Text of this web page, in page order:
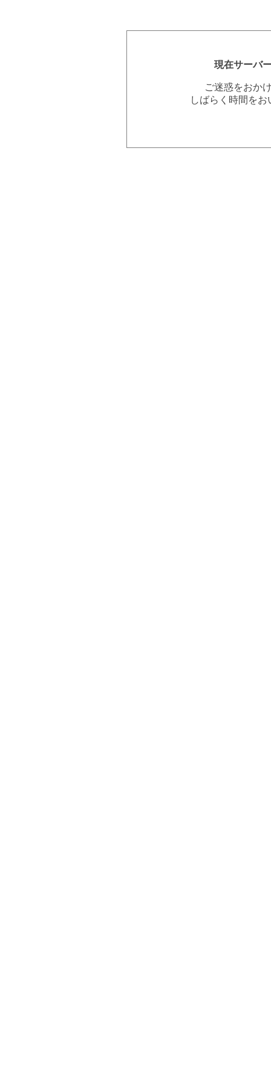
現在サーバ
ご迷惑をおか
しばらく時間を